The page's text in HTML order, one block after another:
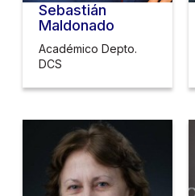
Sebastián
Maldonado
Académico Depto.
DCS